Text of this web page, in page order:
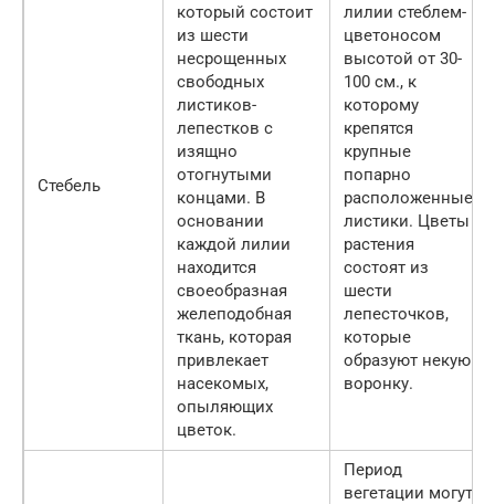
Стебель
который состоит
из шести
несрощенных
свободных
листиков-
лепестков с
изящно
отогнутыми
концами. В
основании
каждой лилии
находится
своеобразная
желеподобная
ткань, которая
привлекает
насекомых,
опыляющих
цветок.
лилии стеблем-
цветоносом
высотой от 30-
100 см., к
которому
крепятся
крупные
попарно
расположенные
листики. Цветы
растения
состоят из
шести
лепесточков,
которые
образуют некую
воронку.
Период
вегетации могут